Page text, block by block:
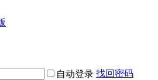
自动登录 找回密码